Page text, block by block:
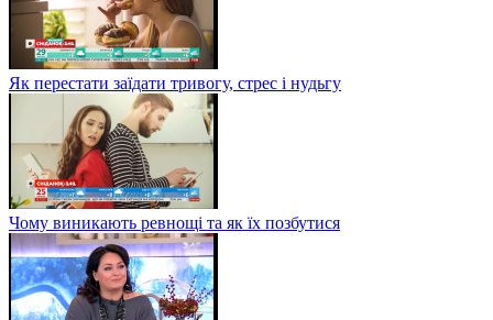
Як перестати заїдати тривогу, стрес і нудьгу
Чому виникають ревнощі та як їх позбутися